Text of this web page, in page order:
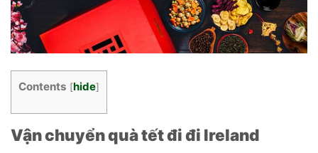
Contents [hide]
Vận chuyển quà tết đi đi Ireland